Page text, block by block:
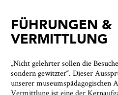
FÜHRUNGEN &
VERMITTLUNG
„Nicht gelehrter sollen die
sondern gewitzter“. Dieser
unserer
Vermittlung ist eine der